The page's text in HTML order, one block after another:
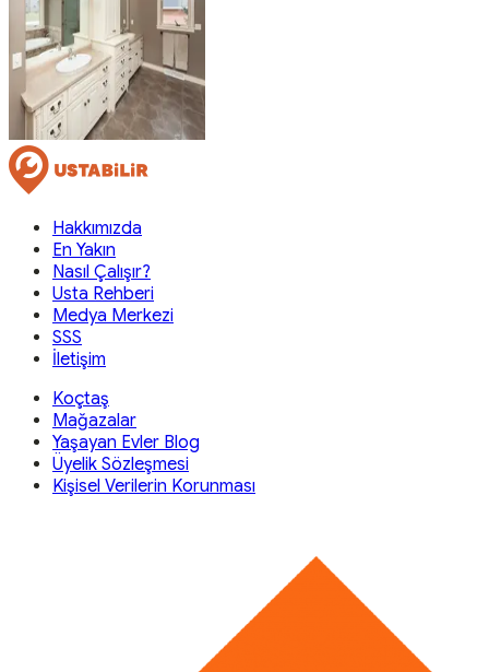
Hakkımızda
En Yakın
Nasıl Çalışır?
Usta Rehberi
Medya Merkezi
SSS
İletişim
Koçtaş
Mağazalar
Yaşayan Evler Blog
Üyelik Sözleşmesi
Kişisel Verilerin Korunması